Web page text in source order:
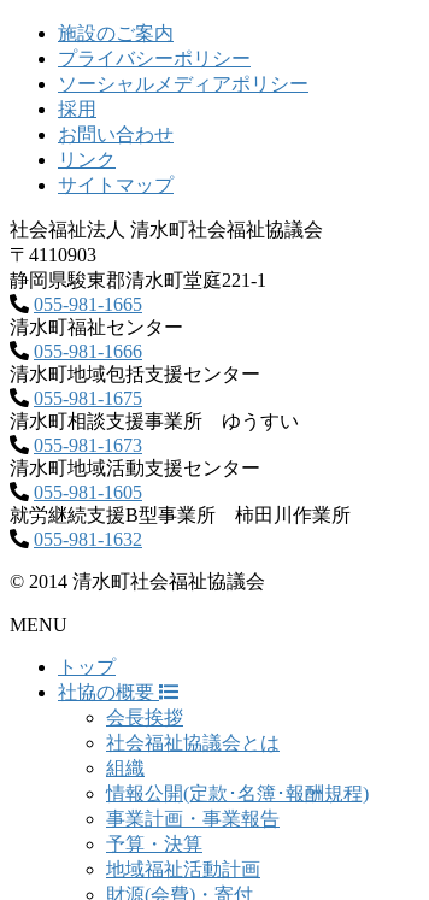
施設のご案内
プライバシーポリシー
ソーシャルメディアポリシー
採用
お問い合わせ
リンク
サイトマップ
社会福祉法人 清水町社会福祉協議会
〒4110903
静岡県駿東郡清水町堂庭221‐1
055-981-1665
清水町福祉センター
055-981-1666
清水町地域包括支援センター
055-981-1675
清水町相談支援事業所 ゆうすい
055-981-1673
清水町地域活動支援センター
055-981-1605
就労継続支援B型事業所 柿田川作業所
055-981-1632
© 2014 清水町社会福祉協議会
MENU
トップ
社協の概要
会長挨拶
社会福祉協議会とは
組織
情報公開(定款･名簿･報酬規程)
事業計画・事業報告
予算・決算
地域福祉活動計画
財源(会費)・寄付